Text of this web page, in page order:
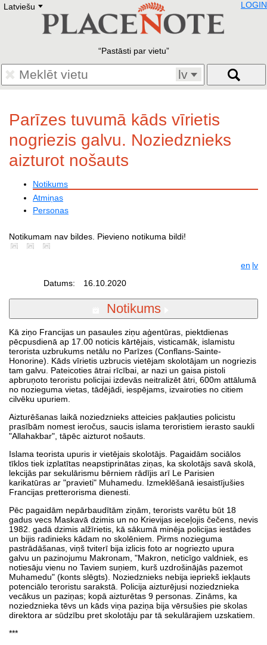
Latviešu E
Deutsch
Francais
Polski
Eestikeelne
LOGIN
Pastāsti par vietu
lv
Parīzes tuvumā kāds vīrietis
nogriezis galvu. Noziedznieks
aizturot nošauts
Notikums
Atmiņas
Personas
Notikumam nav bildes. Pievieno notikuma bildi!
en lv
Datums:
16.10.2020
Notikums
Kā ziņo Francijas un pasaules ziņu aģentūras, piektdienas
pēcpusdienā ap 17.00 noticis kārtējais, visticamāk, islamistu
terorista uzbrukums netālu no Parīzes (Conflans-Sainte-
Honorine). Kāds vīrietis uzbrucis vietējam skolotājam un nogriezis
tam galvu. Pateicoties ātrai rīcībai, ar nazi un gaisa pistoli
apbruņoto teroristu policijai izdevās neitralizēt ātri, 600m attālumā
no nozieguma vietas, tādējādi, iespējams, izvairoties no citiem
cilvēku upuriem.
Aizturēšanas laikā noziedznieks atteicies pakļauties policistu
prasībām nomest ieročus, saucis islama teroristiem ierasto saukli
"Allahakbar", tāpēc aizturot nošauts.
Islama teorista upuris ir vietējais skolotājs. Pagaidām sociālos
tīklos tiek izplatītas neapstiprinātas ziņas, ka skolotājs savā skolā,
lekcijās par sekulārismu bērniem rādījis arī Le Parisien
karikatūras ar "pravieti" Muhamedu. Izmeklēšanā iesaistījušies
Francijas pretterorisma dienesti.
Pēc pagaidām nepārbaudītām ziņām, terorists varētu būt 18
gadus vecs Maskavā dzimis un no Krievijas ieceļojis čečens, nevis
1982. gadā dzimis alžīrietis, kā sākumā minēja policijas iestādes
un bijis radinieks kādam no skolēniem. Pirms nozieguma
pastrādāšanas, viņš tviterī bija izlicis foto ar nogriezto upura
galvu un pazinojumu Makronam, "Makron, neticīgo valdniek, es
notiesāju vienu no Taviem suņiem, kurš uzdrošinājās pazemot
Muhamedu" (konts slēgts). Noziedznieks nebija iepriekš iekļauts
potenciālo teroristu sarakstā. Policija aizturējusi noziedznieka
vecākus un paziņas; kopā aizturētas 9 personas. Zināms, ka
noziedznieka tēvs un kāds viņa paziņa bija vērsušies pie skolas
direktora ar sūdzību pret skolotāju par tā sekulārajiem uzskatiem.
***